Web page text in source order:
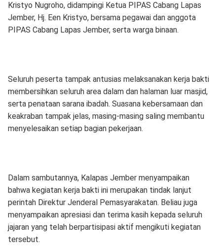
Kristyo Nugroho, didampingi Ketua PIPAS Cabang Lapas
Jember, Hj. Een Kristyo, bersama pegawai dan anggota
PIPAS Cabang Lapas Jember, serta warga binaan.
Seluruh peserta tampak antusias melaksanakan kerja bakti
membersihkan seluruh area dalam dan halaman luar masjid,
serta penataan sarana ibadah. Suasana kebersamaan dan
keakraban tampak jelas, masing-masing saling membantu
menyelesaikan setiap bagian pekerjaan.
Dalam sambutannya, Kalapas Jember menyampaikan
bahwa kegiatan kerja bakti ini merupakan tindak lanjut
perintah Direktur Jenderal Pemasyarakatan. Beliau juga
menyampaikan apresiasi dan terima kasih kepada seluruh
jajaran yang telah berpartisipasi aktif mengikuti kegiatan
tersebut.